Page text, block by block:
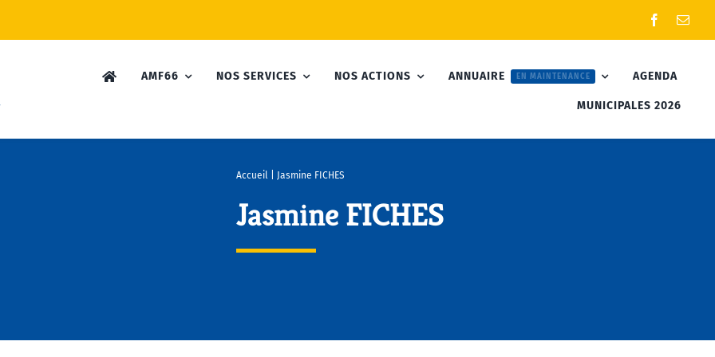
AMF66 NOS SERVICES NOS ACTIONS ANNUAIRE EN MAINTENANCE AGENDA
MUNICIPALES 2026
Accueil| Jasmine FICHES
Jasmine FICHES